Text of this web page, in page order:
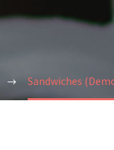
Sandwiches